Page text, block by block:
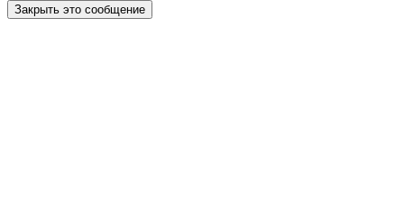
Закрыть это сообщение